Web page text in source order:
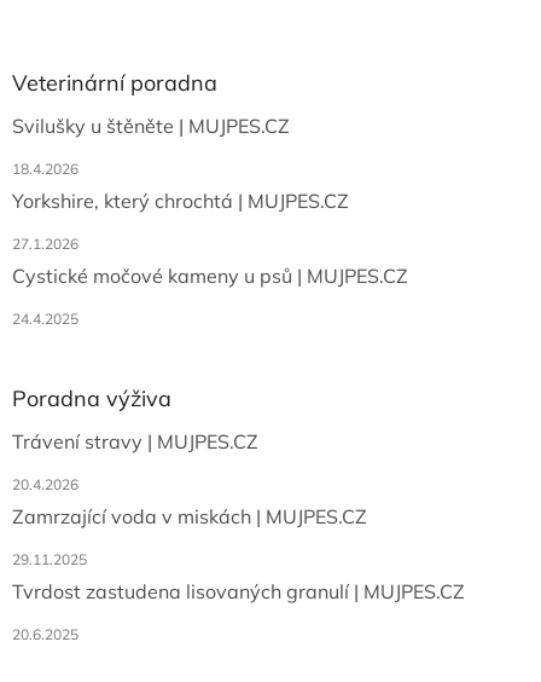
aVeterinární poradna
Svilušky u štěněte | MUJPES.CZ
18.4.2026
Yorkshire, který chrochtá | MUJPES.CZ
27.1.2026
Cystické močové kameny u psů | MUJPES.CZ
24.4.2025
Poradna výživa
Trávení stravy | MUJPES.CZ
20.4.2026
Zamrzající voda v miskách | MUJPES.CZ
29.11.2025
Tvrdost zastudena lisovaných granulí | MUJPES.CZ
20.6.2025